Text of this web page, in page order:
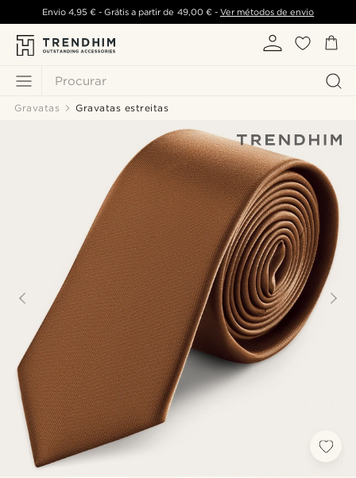
Procurar
Envio 4,95 €- Grátis a partir de 49,00 €- Ver métodos de envio
Gravatas Gravatas estreitas